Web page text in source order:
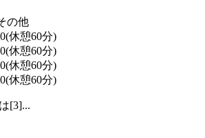
の他
休憩60分)
休憩60分)
休憩60分)
休憩60分)
[3]...